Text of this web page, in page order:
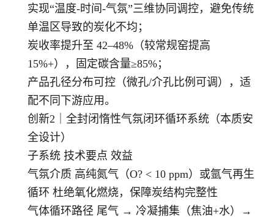
实现“温度-时间-气氛”三维协同调控，避免传统
单温区导致的炭化不均；
炭收率提升至 42–48%（较常规窑提高
15%+），固定碳含量≥85%；
产品孔径分布可控（微孔/介孔比例可调），适
配不同下游应用。
创新2｜全封闭惰性气氛闭环循环系统（本质安
全设计）
子系统 技术要点 效益
气氛介质 高纯氮气（O? < 10 ppm）或氩气再生
循环 杜绝氧化燃烧，保障炭结构完整性
气体循环路径 尾气 → 冷凝捕集（焦油+水）→